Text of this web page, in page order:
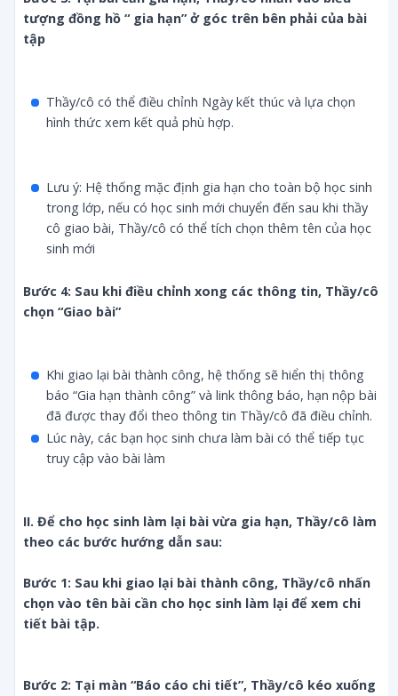
tượng đồng hồ “ gia hạn” ở góc trên bên phải của bài
tập
Thầy/cô có thể điều chỉnh Ngày kết thúc và lựa chọn
hình thức xem kết quả phù hợp.
Lưu ý: Hệ thống mặc định gia hạn cho toàn bộ học sinh
trong lớp, nếu có học sinh mới chuyển đến sau khi thầy
cô giao bài, Thầy/cô có thể tích chọn thêm tên của học
sinh mới
Bước 4: Sau khi điều chỉnh xong các thông tin, Thầy/cô
chọn “Giao bài”
Khi giao lại bài thành công, hệ thống sẽ hiển thị thông
báo “Gia hạn thành công” và link thông báo, hạn nộp bài
đã được thay đổi theo thông tin Thầy/cô đã điều chỉnh.
Lúc này, các bạn học sinh chưa làm bài có thể tiếp tục
truy cập vào bài làm
II. Để cho học sinh làm lại bài vừa gia hạn, Thầy/cô làm
theo các bước hướng dẫn sau:
Bước 1: Sau khi giao lại bài thành công, Thầy/cô nhấn
chọn vào tên bài cần cho học sinh làm lại để xem chi
tiết bài tập.
Bước 2: Tại màn “Báo cáo chi tiết”, Thầy/cô kéo xuống